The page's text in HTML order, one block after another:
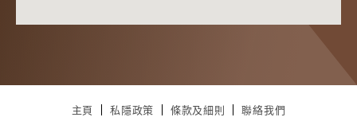
主頁 私隱政策 條款及細則 聯絡我們